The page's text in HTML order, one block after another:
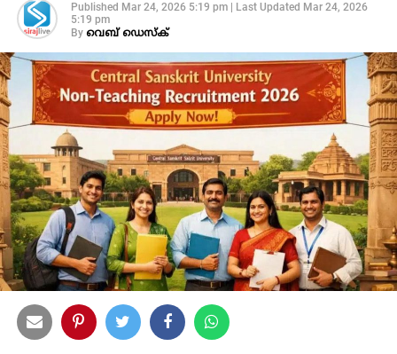
Published Mar 24, 2026 5:19 pm| Last Updated Mar 24, 2026
5:19 pm
By വെബ് ഡെസ്‌ക്